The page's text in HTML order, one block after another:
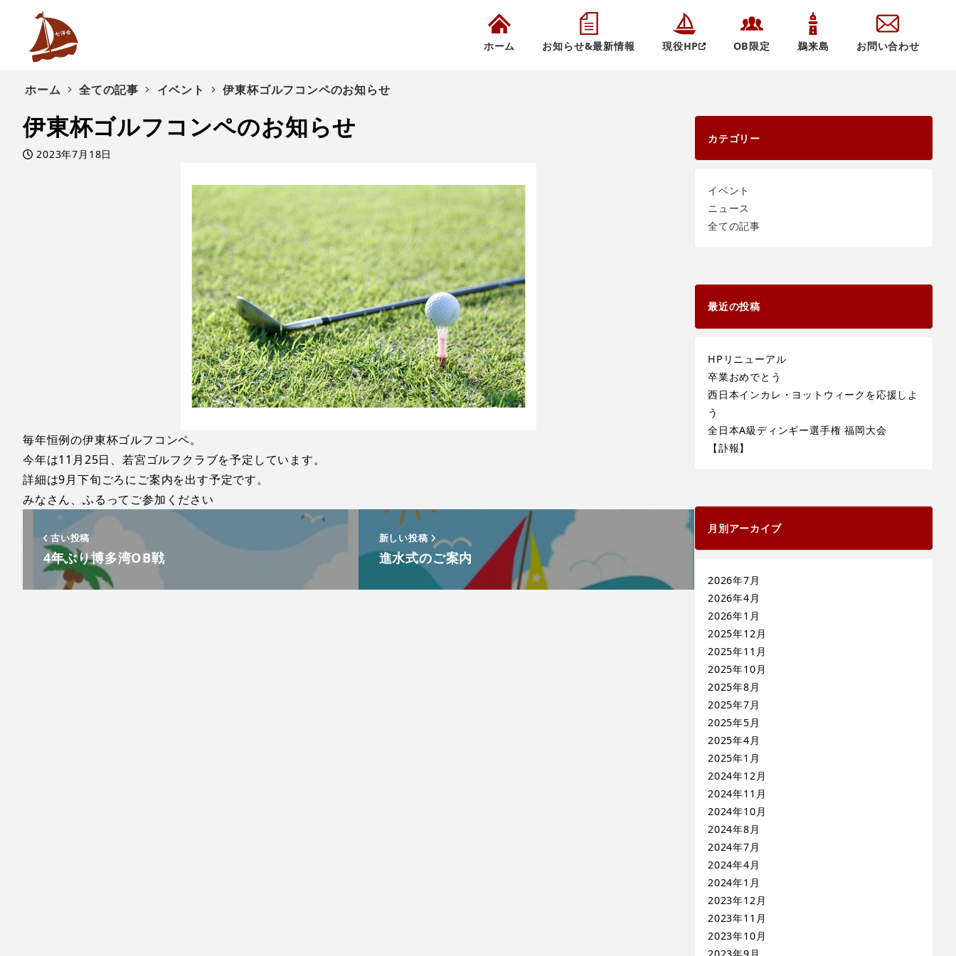
ホーム お知らせ&最新情報 現役HP OB限定 鵜来島 お問い合わせ
ホーム 全ての記事 イベント 伊東杯ゴルフコンペのお知らせ
伊東杯ゴルフコンペのお知らせ
投稿日
2023年7月18日
毎年恒例の伊東杯ゴルフコンペ。
今年は11月25日、若宮ゴルフクラブを予定しています。
詳細は9月下旬ごろにご案内を出す予定です。
みなさん、ふるってご参加ください
古い投稿
4年ぶり博多湾OB戦
新しい投稿
進水式のご案内
カテゴリー
イベント
ニュース
全ての記事
最近の投稿
HPリニューアル
卒業おめでとう
西日本インカレ・ヨットウィークを応援しよ
う
全日本A級ディンギー選手権 福岡大会
【訃報】
月別アーカイブ
2026年7月
2026年4月
2026年1月
2025年12月
2025年11月
2025年10月
2025年8月
2025年7月
2025年5月
2025年4月
2025年1月
2024年12月
2024年11月
2024年10月
2024年8月
2024年7月
2024年4月
2024年1月
2023年12月
2023年11月
2023年10月